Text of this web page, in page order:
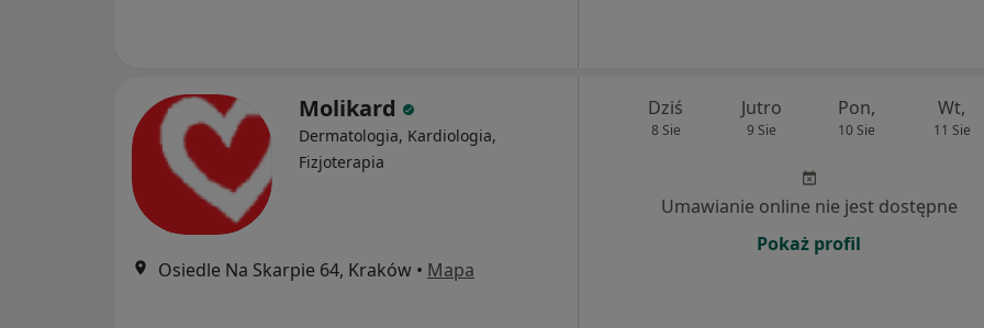
Molikard
Dermatologia, Kardiologia,
Fizjoterapia
Osiedle Na Skarpie 64, Kraków • Mapa
Dziś
8 Sie
Jutro
9 Sie
Pon,
10 Sie
Wt,
11 Sie
Umawianie online nie jest dostępne
Pokaż profil